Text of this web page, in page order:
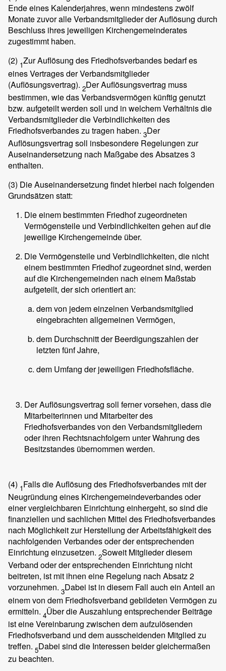
Ende eines Kalenderjahres, wenn mindestens zwölf
Monate zuvor alle Verbandsmitglieder der Auflösung durch
Beschluss ihres jeweiligen Kirchengemeinderates
zugestimmt haben.
(2) 1Zur Auflösung des Friedhofsverbandes bedarf es
eines Vertrages der Verbandsmitglieder
(Auflösungsvertrag). 2Der Auflösungsvertrag muss
bestimmen, wie das Verbandsvermögen künftig genutzt
bzw. aufgeteilt werden soll und in welchem Verhältnis die
Verbandsmitglieder die Verbindlichkeiten des
Friedhofsverbandes zu tragen haben. 3Der
Auflösungsvertrag soll insbesondere Regelungen zur
Auseinandersetzung nach Maßgabe des Absatzes 3
enthalten.
(3) Die Auseinandersetzung findet hierbei nach folgenden
Grundsätzen statt:
Die einem bestimmten Friedhof zugeordneten
Vermögensteile und Verbindlichkeiten gehen auf die
jeweilige Kirchengemeinde über.
Die Vermögensteile und Verbindlichkeiten, die nicht
einem bestimmten Friedhof zugeordnet sind, werden
auf die Kirchengemeinden nach einem Maßstab
aufgeteilt, der sich orientiert an:
dem von jedem einzelnen Verbandsmitglied
eingebrachten allgemeinen Vermögen,
dem Durchschnitt der Beerdigungszahlen der
letzten fünf Jahre,
dem Umfang der jeweiligen Friedhofsfläche.
Der Auflösungsvertrag soll ferner vorsehen, dass die
Mitarbeiterinnen und Mitarbeiter des
Friedhofsverbandes von den Verbandsmitgliedern
oder ihren Rechtsnachfolgern unter Wahrung des
Besitzstandes übernommen werden.
(4) 1Falls die Auflösung des Friedhofsverbandes mit der
Neugründung eines Kirchengemeindeverbandes oder
einer vergleichbaren Einrichtung einhergeht, so sind die
finanziellen und sachlichen Mittel des Friedhofsverbandes
nach Möglichkeit zur Herstellung der Arbeitsfähigkeit des
nachfolgenden Verbandes oder der entsprechenden
Einrichtung einzusetzen. 2Soweit Mitglieder diesem
Verband oder der entsprechenden Einrichtung nicht
beitreten, ist mit ihnen eine Regelung nach Absatz 2
vorzunehmen. 3Dabei ist in diesem Fall auch ein Anteil an
einem von dem Friedhofsverband gebildeten Vermögen zu
ermitteln. 4Über die Auszahlung entsprechender Beiträge
ist eine Vereinbarung zwischen dem aufzulösenden
Friedhofsverband und dem ausscheidenden Mitglied zu
treffen. 5Dabei sind die Interessen beider gleichermaßen
zu beachten.